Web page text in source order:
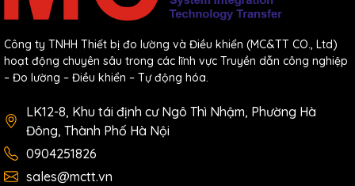
Công ty TNHH Thiết bị đo lường và Điều khiển (MC&TT CO., Ltd)
hoạt động chuyên sâu trong các lĩnh vực Truyền dẫn công nghiệp
– Đo lường – Điều khiển – Tự động hóa.
LK12-8, Khu tái định cư Ngô Thì Nhậm, Phường Hà
Đông, Thành Phố Hà Nội
0904251826
sales@mctt.vn